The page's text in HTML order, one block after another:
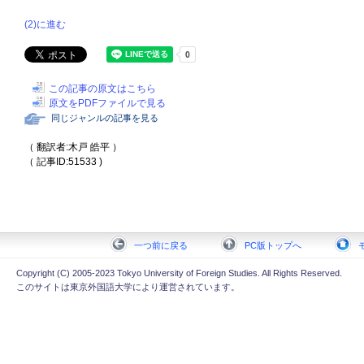
(2)に進む
この記事の原文はこちら
原文をPDFファイルで見る
同じジャンルの記事を見る
（ 翻訳者:木戸 皓平 ）
（ 記事ID:51533 )
一つ前に戻る PC版トップへ
Copyright (C) 2005-2023 Tokyo University of Foreign Studies. All Rights Reserved.
このサイトは東京外国語大学により運営されています。